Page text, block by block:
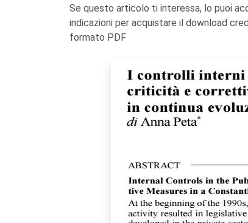
Se questo articolo ti interessa, lo puoi
indicazioni per acquistare il download
formato PDF